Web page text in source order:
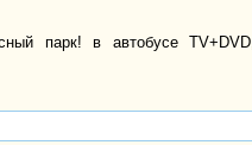
парк! в автобусе TV+DVD,